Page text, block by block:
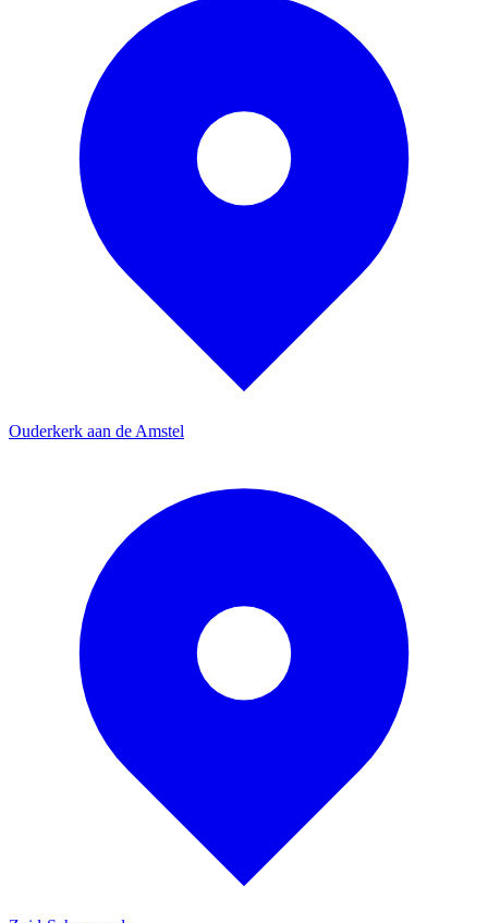
Ouderkerk aan de Amstel